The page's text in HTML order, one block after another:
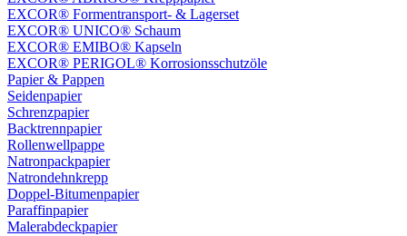
EXCOR® Formentransport- & Lagerset
EXCOR® UNICO® Schaum
EXCOR® EMIBO® Kapseln
EXCOR® PERIGOL® Korrosionsschutzöle
Papier & Pappen
Seidenpapier
Schrenzpapier
Backtrennpapier
Rollenwellpappe
Natronpackpapier
Natrondehnkrepp
Doppel-Bitumenpapier
Paraffinpapier
Malerabdeckpapier